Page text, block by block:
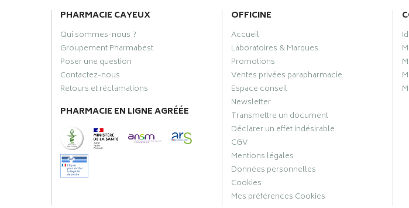
PHARMACIE CAYEUX
Qui sommes-nous ?
Groupement Pharmabest
Poser une question
Contactez-nous
Retours et réclamations
PHARMACIE EN LIGNE AGRÉÉE
OFFICINE
Accueil
Laboratoires & Marques
Promotions
Ventes privées parapharmacie
Espace conseil
Newsletter
Transmettre un document
Déclarer un effet indésirable
CGV
Mentions légales
Données personnelles
Cookies
Mes préférences Cookies